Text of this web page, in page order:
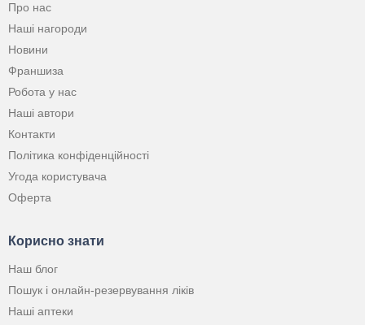
Про нас
Наші нагороди
Новини
Франшиза
Робота у нас
Наші автори
Контакти
Політика конфіденційності
Угода користувача
Оферта
Корисно знати
Наш блог
Пошук і онлайн-резервування ліків
Наші аптеки